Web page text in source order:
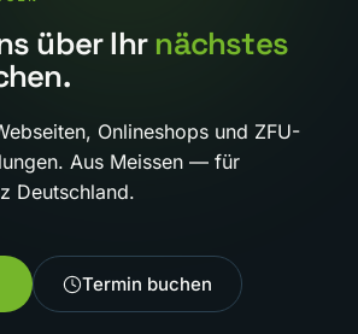
über Ihr nächstes
Onlineshops und ZFU-
Aus Meissen — für
Deutschland.
Termin buchen